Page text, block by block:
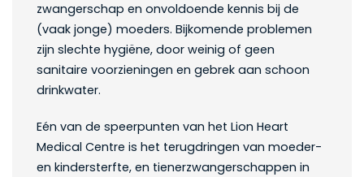
zwangerschap en onvoldoende kennis bij de
(vaak jonge) moeders. Bijkomende problemen
zijn slechte hygiëne, door weinig of geen
sanitaire voorzieningen en gebrek aan schoon
drinkwater.
Eén van de speerpunten van het Lion Heart
Medical Centre is het terugdringen van moeder-
en kindersterfte, en tienerzwangerschappen in